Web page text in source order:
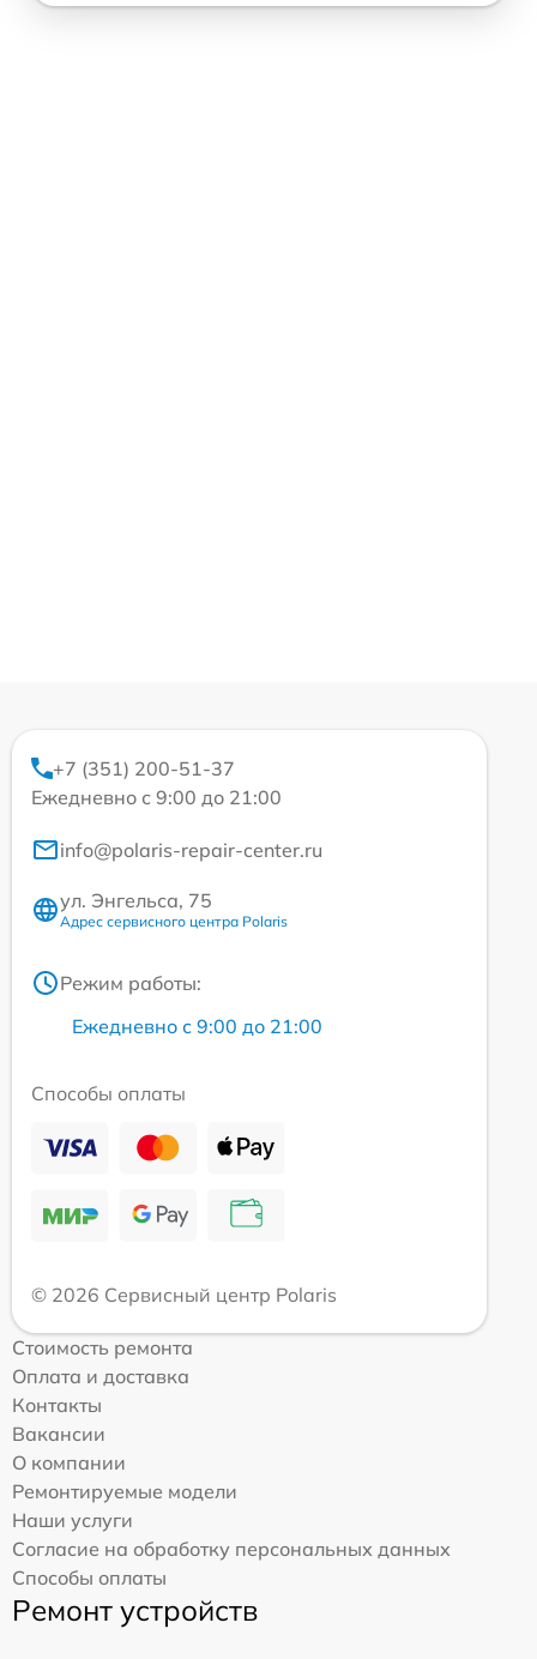
+7 (351) 200-51-37
Ежедневно с 9:00 до 21:00
info@polaris-repair-center.ru
ул. Энгельса, 75
Адрес сервисного центра Polaris
Режим работы:
Ежедневно с 9:00 до 21:00
Способы оплаты
© 2026 Сервисный центр Polaris
Стоимость ремонта
Оплата и доставка
Контакты
Вакансии
О компании
Ремонтируемые модели
Наши услуги
Согласие на обработку персональных данных
Способы оплаты
Ремонт устройств